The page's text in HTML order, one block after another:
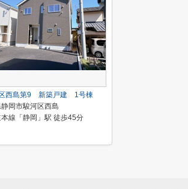
西島第9 新築戸建 1号棟
岡市駿河区西島
線「静岡」駅 徒歩45分